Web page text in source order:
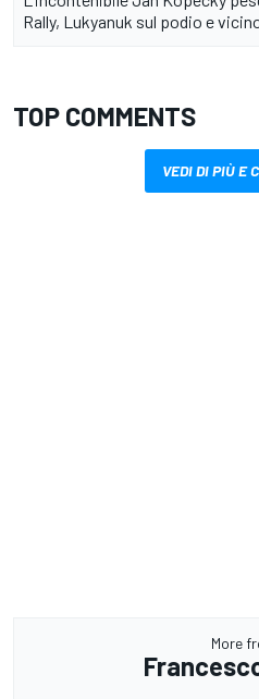
Rally, Lukyanuk sul podio e
TOP COMMENTS
VEDI DI PIÙ E
More